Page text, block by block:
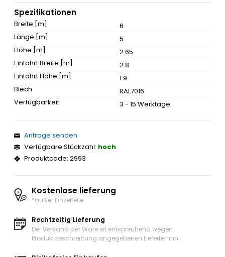
Spezifikationen
Breite [m]
6
Länge [m]
5
Höhe [m]
2.65
Einfahrt Breite [m]
2.8
Einfahrt Höhe [m]
1.9
Blech
RAL7016
Verfügbarkeit
3 - 15 Werktage
Anfrage senden
Verfügbare Stückzahl: hoch
Produktcode: 2993
Kostenlose lieferung
*außer Einzelteile
Rechtzeitig Lieferung
Der Versand der Ware ist entsprechend wegen
Produktbeschreibung angegebenen Liefertermin.